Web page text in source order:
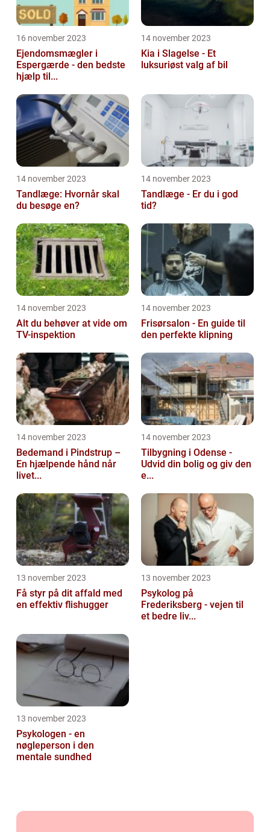
16 november 2023
Ejendomsmægler i
Espergærde - den bedste
hjælp til...
14 november 2023
Kia i Slagelse - Et
luksuriøst valg af bil
14 november 2023
Tandlæge: Hvornår skal
du besøge en?
14 november 2023
Tandlæge - Er du i god
tid?
14 november 2023
Alt du behøver at vide om
TV-inspektion
14 november 2023
Frisørsalon - En guide til
den perfekte klipning
14 november 2023
Bedemand i Pindstrup –
En hjælpende hånd når
livet...
14 november 2023
Tilbygning i Odense -
Udvid din bolig og giv den
e...
13 november 2023
Få styr på dit affald med
en effektiv flishugger
13 november 2023
Psykolog på
Frederiksberg - vejen til
et bedre liv...
13 november 2023
Psykologen - en
nøgleperson i den
mentale sundhed